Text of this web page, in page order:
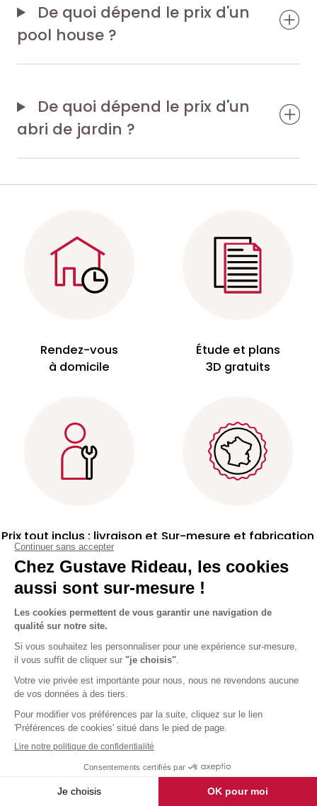
De quoi dépend le prix d'un
pool house ?
De quoi dépend le prix d'un
abri de jardin ?
Rendez-vous
à domicile
Étude et plans
3D gratuits
Prix tout inclus : livraison et
pose !
Sur-mesure et fabrication
Votre agence la
plus proche de chez vous !
Nous vous accueillons dans l'un
de nos 85 Espaces conseil.
Trouver une agence